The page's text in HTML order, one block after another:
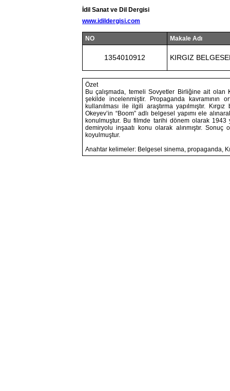
İdil Sanat ve Dil Dergisi
www.idildergisi.com
NO Makale Adı
1354010912 KIRGIZ
Özet
Bu çalışmada, temeli Sovyetler Birliğine ait olan
şekilde incelenmiştir. Propaganda kavramının
kullanılması ile ilgili araştırma yapılmıştır.
Okeyev’in “Boom” adlı belgesel yapımı ele
konulmuştur. Bu filmde tarihi dönem olarak 1943
demiryolu inşaatı konu olarak alınmıştır. Sonuç
koyulmuştur.
Anahtar kelimeler: Belgesel sinema, propaganda,